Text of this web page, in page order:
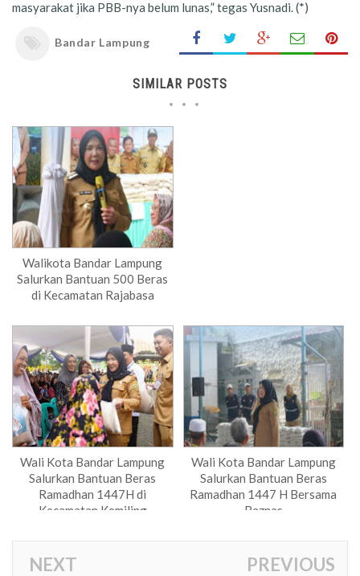
masyarakat jika PBB-nya belum lunas,” tegas Yusnadi. (*)
Bandar Lampung
SIMILAR POSTS
Walikota Bandar Lampung
Salurkan Bantuan 500 Beras
di Kecamatan Rajabasa
Wali Kota Bandar Lampung
Salurkan Bantuan Beras
Ramadhan 1447H di
Kecamatan Kemiling
Wali Kota Bandar Lampung
Salurkan Bantuan Beras
Ramadhan 1447 H Bersama
Baznas
NEXT PREVIOUS